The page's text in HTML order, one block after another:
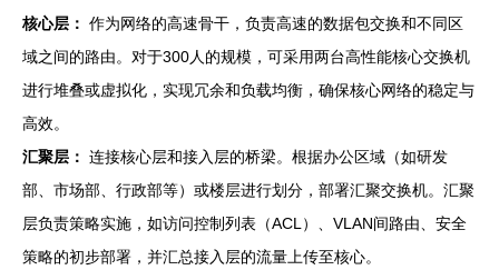
核心层： 作为网络的高速骨干，负责高速的数据包交换和不同区
域之间的路由。对于300人的规模，可采用两台高性能核心交换机
进行堆叠或虚拟化，实现冗余和负载均衡，确保核心网络的稳定与
高效。
汇聚层： 连接核心层和接入层的桥梁。根据办公区域（如研发
部、市场部、行政部等）或楼层进行划分，部署汇聚交换机。汇聚
层负责策略实施，如访问控制列表（ACL）、VLAN间路由、安全
策略的初步部署，并汇总接入层的流量上传至核心。